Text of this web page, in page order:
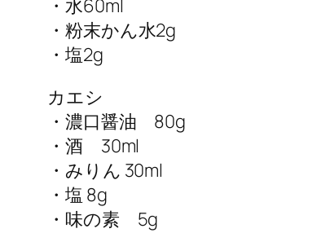
・水60ml
・粉末かん水2g
・塩2g
カエシ
・濃口醤油 80g
・酒 30ml
・みりん 30ml
・塩 8g
・味の素 5g